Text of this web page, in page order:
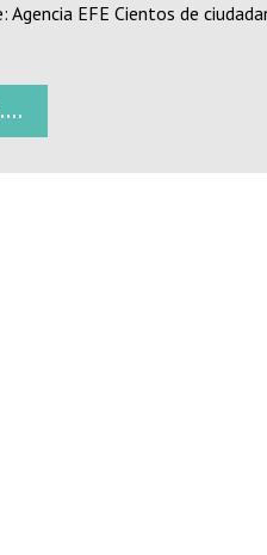
Agencia EFE Cientos de